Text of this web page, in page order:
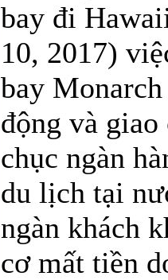
bay đi
10, 2017)
bay
động và
chục ngàn
du lịch tại
ngàn khách
cơ mất tiền